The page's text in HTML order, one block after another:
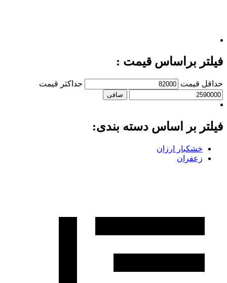
فیلتر براساس قیمت :
حداقل قیمت حداكثر قيمت
صافی
فیلتر بر اساس دسته بندی:
خشکبار ارزان
زعفران